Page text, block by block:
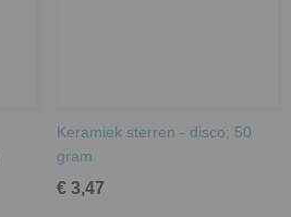
Keramiek sterren - disco; 50
gram
€ 3,47